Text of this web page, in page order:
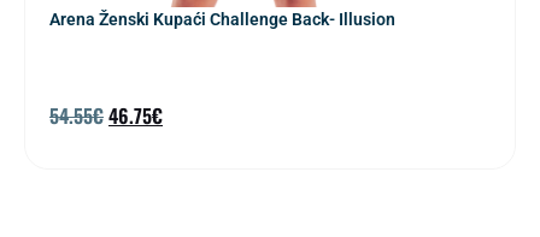
Arena Ženski Kupaći Challenge Back- Illusion
54.55€46.75€